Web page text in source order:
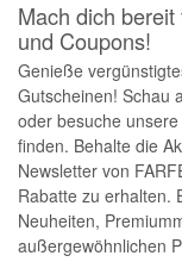
Mach dich
und Coupons!
Genieße
Gutscheinen! Schau
oder besuche
finden. Behalte die
Newsletter von
Rabatte zu erhalten.
Neuheiten,
außergewöhnlichen